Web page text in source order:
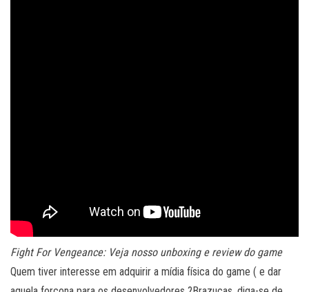
Fight For Vengeance: Veja nosso unboxing e review do game
Quem tiver interesse em adquirir a mídia física do game ( e dar